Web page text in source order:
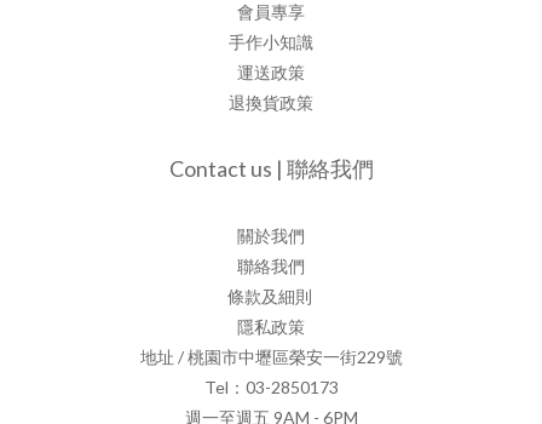
會員專享
手作小知識
運送政策
退換貨政策
Contact us | 聯絡我們
關於我們
聯絡我們
條款及細則
隱私政策
地址 / 桃園市中壢區榮安一街229號
Tel：03-2850173
週一至週五 9AM - 6PM